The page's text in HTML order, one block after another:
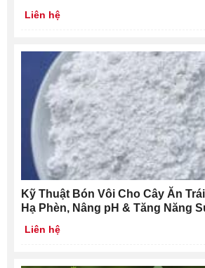
Liên hệ
Kỹ Thuật Bón Vôi Cho Cây Ăn
Hạ Phèn, Nâng pH & Tăng Năng
Liên hệ